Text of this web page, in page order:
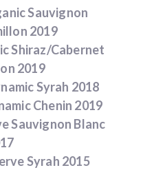
Sauvignon
2019
Shiraz/Cabernet
2019
Syrah 2018
Chenin 2019
Sauvignon Blanc
Syrah 2015